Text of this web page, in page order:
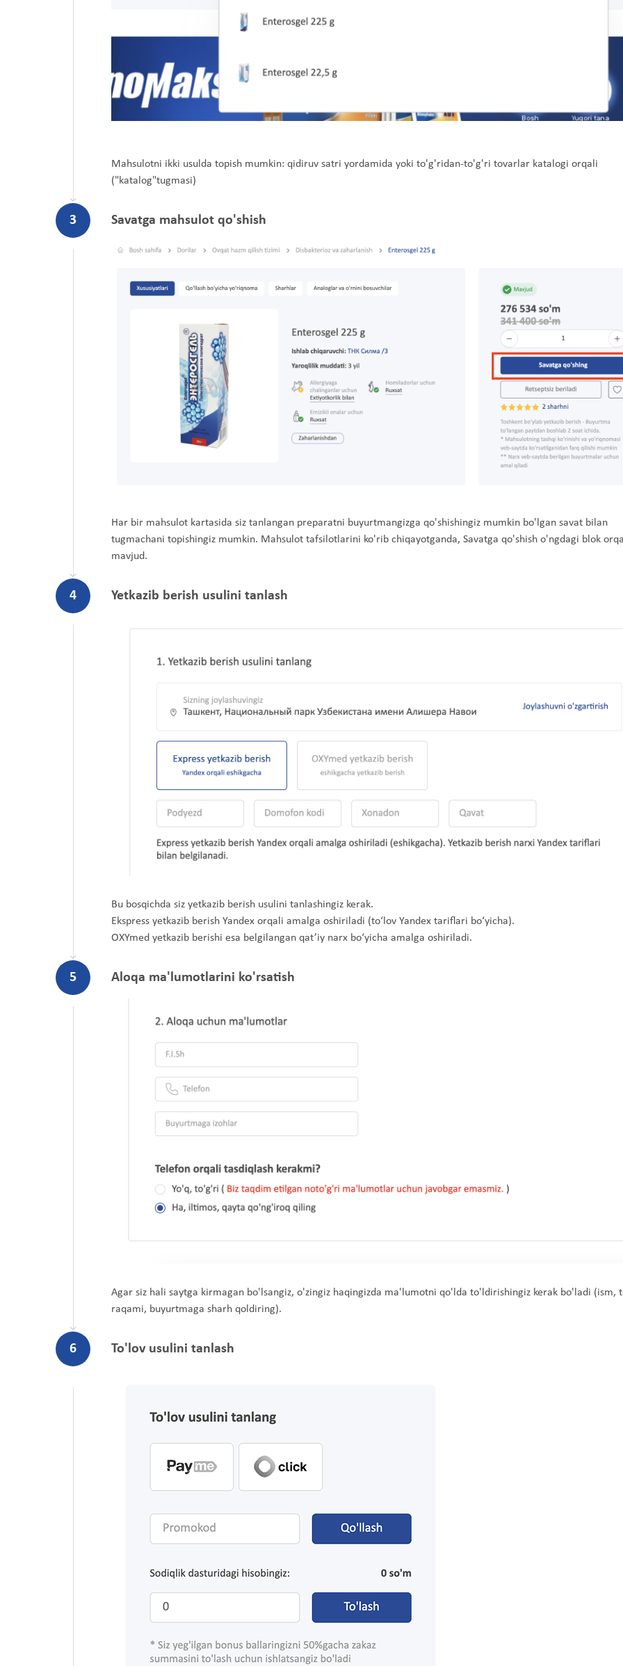
Mahsulotni ikki usulda topish mumkin: qidiruv satri yordamida yoki to'g'ridan-to'g'ri tovarlar katalogi orqali
("katalog"tugmasi)
3 Savatga mahsulot qo'shish
Har bir mahsulot kartasida siz tanlangan preparatni buyurtmangizga qo'shishingiz mumkin bo'lgan savat bilan
tugmachani topishingiz mumkin. Mahsulot tafsilotlarini ko'rib chiqayotganda, Savatga qo'shish o'ngdagi blok
mavjud.
4 Yetkazib berish usulini tanlash
Bu bosqichda siz yetkazib berish usulini tanlashingiz kerak.
Ekspress yetkazib berish Yandex orqali amalga oshiriladi (to‘lov Yandex tariflari bo‘yicha).
OXYmed yetkazib berishi esa belgilangan qat’iy narx bo‘yicha amalga oshiriladi.
5 Aloqa ma'lumotlarini ko'rsatish
Agar siz hali saytga kirmagan bo'lsangiz, o'zingiz haqingizda ma'lumotni qo'lda to'ldirishingiz kerak bo'ladi (ism,
raqami, buyurtmaga sharh qoldiring).
6 To'lov usulini tanlash